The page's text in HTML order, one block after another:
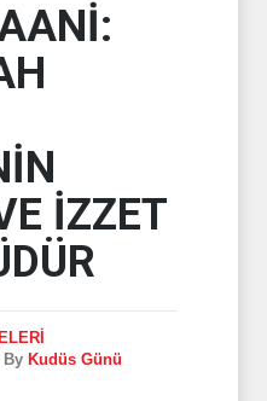
İZZET
By Kudüs Günü